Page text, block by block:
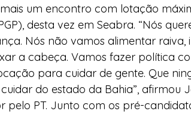
Direitos Humanos
um encontro com lotação
desta vez em Seabra. “Nós
Nós não vamos alimentar raiva,
a cabeça. Vamos fazer política
para cuidar de gente. Que
do estado da Bahia”, afirmou
pelo PT. Junto com os pré-